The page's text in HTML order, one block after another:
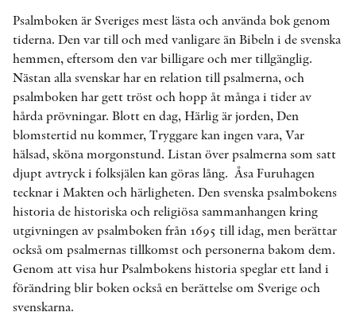
Psalmboken är Sveriges mest lästa och använda bok genom
tiderna. Den var till och med vanligare än Bibeln i de svenska
hemmen, eftersom den var billigare och mer tillgänglig.
Nästan alla svenskar har en relation till psalmerna, och
psalmboken har gett tröst och hopp åt många i tider av
hårda prövningar. Blott en dag, Härlig är jorden, Den
blomstertid nu kommer, Tryggare kan ingen vara, Var
hälsad, sköna morgonstund. Listan över psalmerna som satt
djupt avtryck i folksjälen kan göras lång. Åsa Furuhagen
tecknar i Makten och härligheten. Den svenska psalmbokens
historia de historiska och religiösa sammanhangen kring
utgivningen av psalmboken från 1695 till idag, men berättar
också om psalmernas tillkomst och personerna bakom dem.
Genom att visa hur Psalmbokens historia speglar ett land i
förändring blir boken också en berättelse om Sverige och
svenskarna.